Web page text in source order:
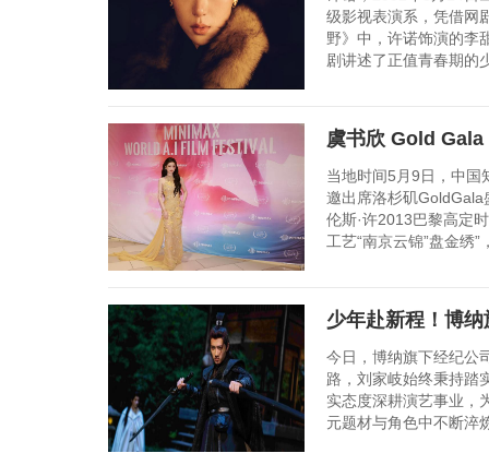
级影视表演系，凭借网
野》中，许诺饰演的李
剧讲述了正值青春期的
虞书欣 Gold Gala
当地时间5月9日，中国
邀出席洛杉矶
伦斯·许2013巴黎高定
工艺“南京云锦”盘金绣”
少年赴新程！博纳
今日，博纳旗下经纪公
路，刘家岐始终秉持踏
实态度深耕演艺事业，
元题材与角色中不断淬